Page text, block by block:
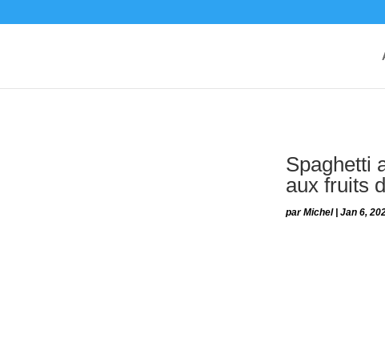
Spaghetti
aux fruits
parMichel|Jan 6,